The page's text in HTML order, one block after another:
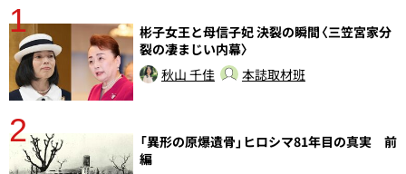
1
彬子女王と母信子妃 決裂の瞬間〈三笠宮家分
裂の凄まじい内幕〉
秋山 千佳
本誌取材班
2
「異形の原爆遺骨」ヒロシマ81年目の真実 前
編